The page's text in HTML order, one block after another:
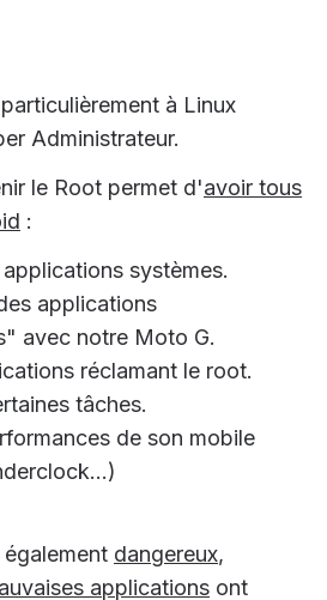
à Linux
Administrateur.
le Root permet d'avoir tous
:
systèmes.
applications
avec notre Moto G.
réclamant le root.
tâches.
de son mobile
dangereux,
applications ont